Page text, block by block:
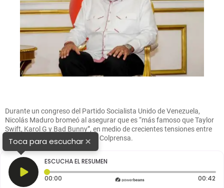
Durante un congreso del Partido Socialista Unido de Venezuela,
Nicolás Maduro bromeó al asegurar que es “más famoso que Taylor
Swift, Karol G y Bad Bunny”, en medio de crecientes tensiones entre
Caracas y Washington. FOTO: Colprensa.
Toca para escuchar×
ESCUCHA EL RESUMEN
00:00 Tiempo transcurrido: 0 segundos 00:42